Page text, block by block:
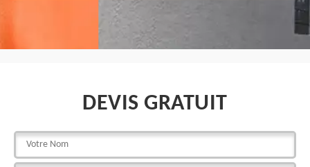
DEVIS GRATUIT